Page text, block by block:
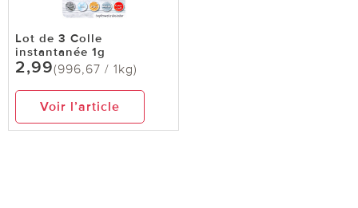
Lot de 3 Colle
instantanée 1g
2,99(996,67 / 1kg)
Voir l’article